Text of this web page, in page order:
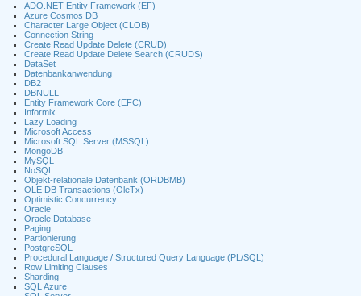
ADO.NET Entity Framework (EF)
Azure Cosmos DB
Character Large Object (CLOB)
Connection String
Create Read Update Delete (CRUD)
Create Read Update Delete Search (CRUDS)
DataSet
Datenbankanwendung
DB2
DBNULL
Entity Framework Core (EFC)
Informix
Lazy Loading
Microsoft Access
Microsoft SQL Server (MSSQL)
MongoDB
MySQL
NoSQL
Objekt-relationale Datenbank (ORDBMB)
OLE DB Transactions (OleTx)
Optimistic Concurrency
Oracle
Oracle Database
Paging
Partionierung
PostgreSQL
Procedural Language / Structured Query Language (PL/SQL)
Row Limiting Clauses
Sharding
SQL Azure